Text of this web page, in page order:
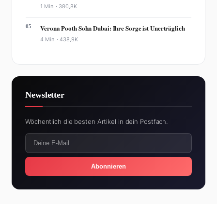
1 Min. · 380,8K
05 Verona Pooth Sohn Dubai: Ihre Sorge ist Unerträglich
4 Min. ·438,9K
Newsletter
Wöchentlich die besten Artikel in dein Postfach.
Abonnieren